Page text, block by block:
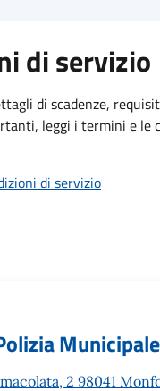
di servizio
di scadenze,
leggi i termini e le
di servizio
Municipale
2 98041